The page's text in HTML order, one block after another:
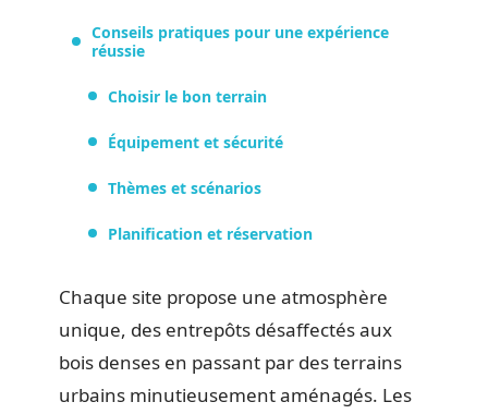
Conseils pratiques pour une expérience
réussie
Choisir le bon terrain
Équipement et sécurité
Thèmes et scénarios
Planification et réservation
Chaque site propose une atmosphère
unique, des entrepôts désaffectés aux
bois denses en passant par des terrains
urbains minutieusement aménagés. Les